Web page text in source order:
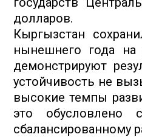
долларов.
Кыргызстан
нынешнего года
демонстрируют
устойчивость не
высокие темпы
это обусловлено
сбалансированному